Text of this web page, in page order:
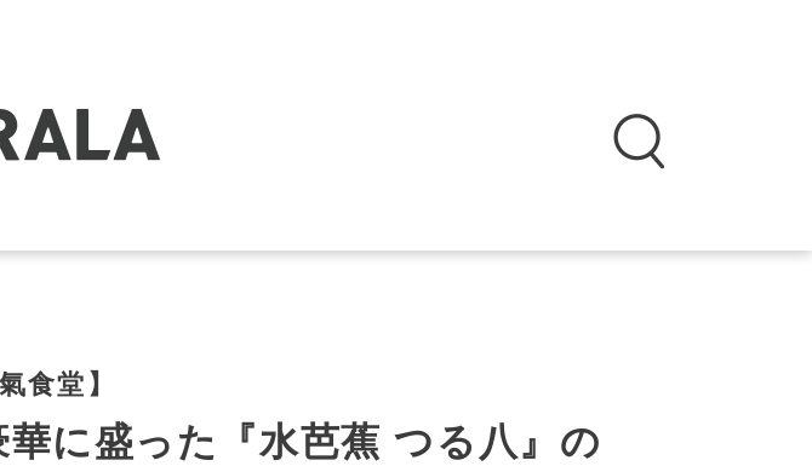
食堂】
に盛った『水芭蕉 つる八』の